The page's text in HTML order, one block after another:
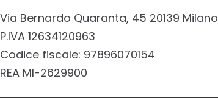
Via Bernardo Quaranta, 45 20139 Milano
P.IVA 12634120963
Codice fiscale: 97896070154
REA MI-2629900